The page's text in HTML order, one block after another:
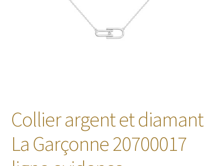
Collier argent et diamant
La Garçonne 20700017